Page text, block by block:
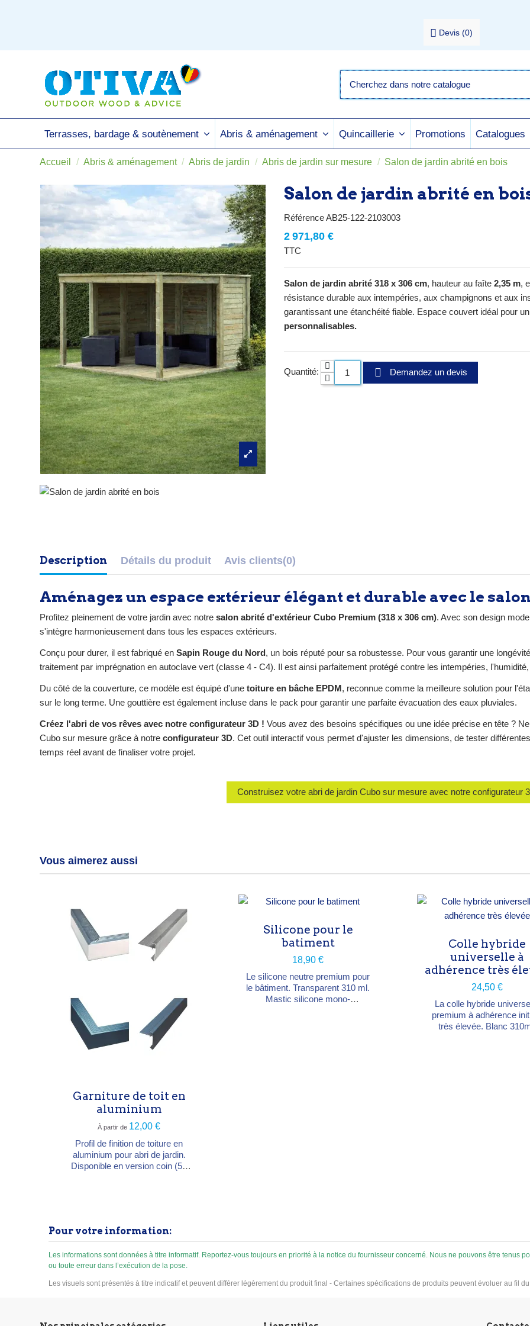
Devis (0)
Terrasses, bardage & soutènement Abris & aménagement Quincaillerie Promotions Catalogues
Accueil Abris & aménagement Abris de jardin Abris de jardin sur mesure Salon de jardin abrité en bois
Salon de jardin abrité en
RéférenceAB25-122-2103003
2 971,80 €
TTC
Salon de jardin abrité 318 x 306 cm, hauteur au faîte2,35 m,
résistance durable aux intempéries, aux champignons et aux
garantissant une étanchéité fiable. Espace couvert idéal pour
personnalisables.
Quantité: Demandez un devis
Description Détails du produit Avis clients(0)
Aménagez un espace extérieur élégant et durable avec le
Profitez pleinement de votre jardin avec notre salon abrité d'extérieur Cubo Premium (318 x 306 cm). Avec son design
s'intègre harmonieusement dans tous les espaces extérieurs.
Conçu pour durer, il est fabriqué en Sapin Rouge du Nord, un bois réputé pour sa robustesse. Pour vous garantir une
traitement par imprégnation en autoclave vert (classe 4 - C4). Il est ainsi parfaitement protégé contre les intempéries,
Du côté de la couverture, ce modèle est équipé d'une toiture en bâche EPDM, reconnue comme la meilleure solution pour
sur le long terme. Une gouttière est également incluse dans le pack pour garantir une parfaite évacuation des eaux pluviales.
Créez l'abri de vos rêves avec notre configurateur 3D ! Vous avez des besoins spécifiques ou une idée précise en tête ?
Cubo sur mesure grâce à notre configurateur 3D. Cet outil interactif vous permet d'ajuster les dimensions, de tester
temps réel avant de finaliser votre projet.
Construisez votre abri de jardin Cubo sur mesure avec notre configurateur
Vous aimerez aussi
Garniture de toit en
aluminium
À partir de 12,00 €
Profil de finition de toiture en
aluminium pour abri de jardin.
Disponible en version coin (50
Silicone pour le
batiment
18,90 €
Le silicone neutre premium pour
le bâtiment. Transparent 310 ml.
Mastic silicone mono-
Colle hybride
universelle à
adhérence très
24,50 €
La colle hybride
premium à adhérence
très élevée. Blanc
Pour votre information:
Les informations sont données à titre informatif. Reportez-vous toujours en priorité à la notice du fournisseur concerné. Nous ne pouvons être tenus
ou toute erreur dans l’exécution de la pose.
Les visuels sont présentés à titre indicatif et peuvent différer légèrement du produit final - Certaines spécifications de produits peuvent évoluer au fil